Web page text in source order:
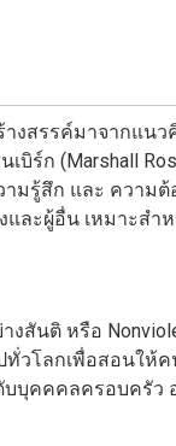
งสรรค์มาจากแน
ร์ก (Marshall
มรู้สึก และ ความ
และผู้อื่น เหมาะ
สันติ หรือ
ปทั่วโลกเพื่อสอน
บุคคคลครอบครัว